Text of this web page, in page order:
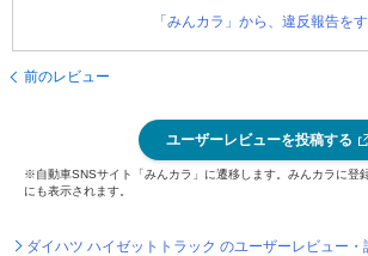
「みんカラ」から、違反報告を
前のレビュー
ユーザーレビューを投稿する
※自動車SNSサイト「みんカラ」に遷移します。みんカラに登
にも表示されます。
ダイハツ ハイゼットトラック のユーザーレビュー